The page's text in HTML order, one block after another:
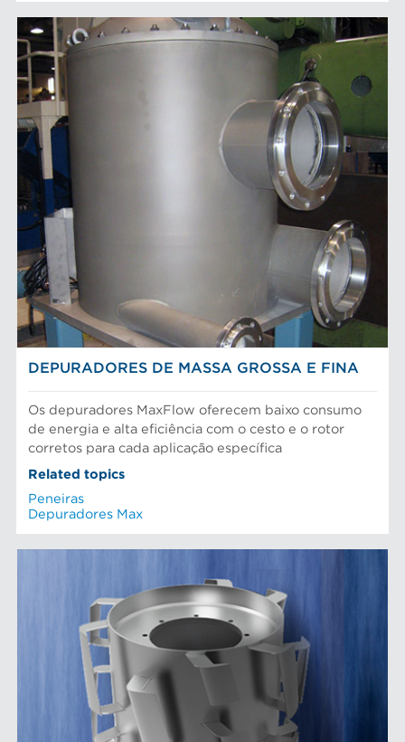
DEPURADORES DE MASSA GROSSA E FINA
Os depuradores MaxFlow oferecem baixo consumo
de energia e alta eficiência com o cesto e o rotor
corretos para cada aplicação específica
Related topics
Peneiras
Depuradores Max